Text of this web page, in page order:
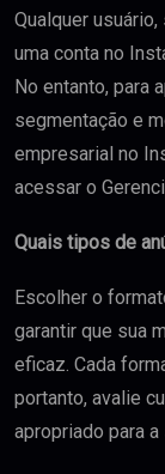
Qualquer
uma conta no
No entanto, para
segmentação e
empresarial no
acessar o
Quais tipos de
Escolher o
garantir que sua
eficaz. Cada
portanto, avalie
apropriado para a